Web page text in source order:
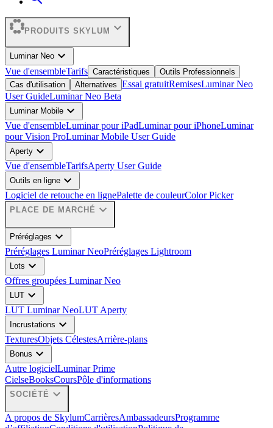
PRODUITS SKYLUM expand_more
Luminar Neo expand_more
Vue d'ensembleTarifs Caractéristiques
Outils Professionnels
Cas d'utilisation
Alternatives Essai gratuitRemisesLuminar Neo
User GuideLuminar Neo Beta
Luminar Mobile expand_more
Vue d'ensembleLuminar pour iPadLuminar pour iPhoneLuminar
pour Vision ProLuminar Mobile User Guide
Aperty expand_more
Vue d'ensembleTarifsAperty User Guide
Outils en ligne expand_more
Logiciel de retouche en lignePalette de couleurColor Picker
PLACE DE MARCHÉ expand_more
Préréglages expand_more
Préréglages Luminar NeoPréréglages Lightroom
Lots expand_more
Offres groupées Luminar Neo
LUT expand_more
LUT Luminar NeoLUT Aperty
Incrustations expand_more
TexturesObjets CélestesArrière-plans
Bonus expand_more
Autre logicielLuminar Prime
CielseBooksCoursPôle d'informations
SOCIÉTÉ expand_more
A propos de SkylumCarrièresAmbassadeursProgramme